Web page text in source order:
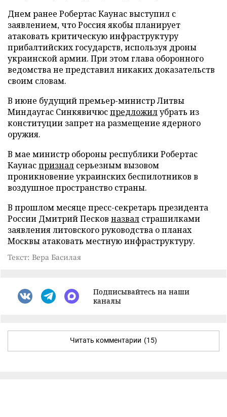
Днем ранее Робертас Каунас выступил с
заявлением, что Россия якобы планирует
атаковать критическую инфраструктуру
прибалтийских государств, используя дроны
украинской армии. При этом глава оборонного
ведомства не представил никаких доказательств
своим словам.
В июне будущий премьер-министр Литвы
Миндаугас Синкявичюспредложилубрать из
конституции запрет на размещение ядерного
оружия.
В мае министр обороны республики Робертас
Каунаспризнал серьезным вызовом
проникновение украинских беспилотников в
воздушное пространство страны.
В прошлом месяце пресс-секретарь президента
России Дмитрий Песков назвал страшилками
заявления литовского руководства о планах
Москвы атаковать местную инфраструктуру.
Текст: Вера Басилая
Подписывайтесь на наши
каналы
Читать комментарии (15)